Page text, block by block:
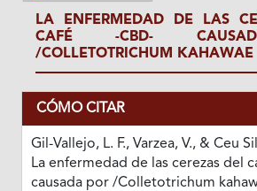
LA ENFERMEDAD DE LAS
CAFÉ -CBD-
/COLLETOTRICHUM KAHAWAE
CÓMO CITAR
Gil-Vallejo, L. F., Varzea, V., & Ceu
La enfermedad de las cerezas del
causada por /Colletotrichum